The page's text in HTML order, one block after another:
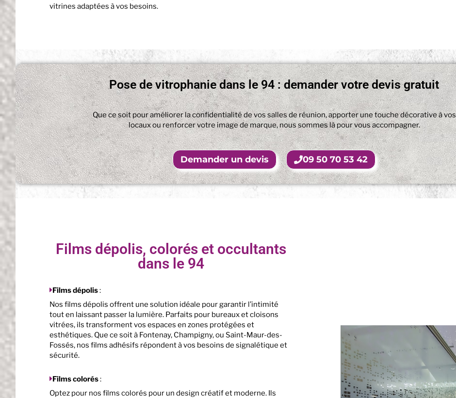
vitrines adaptées à vos besoins.
Pose de vitrophanie dans le 94 : demander votre devis gratuit
Que ce soit pour améliorer la confidentialité de vos salles de réunion, apporter une touche décorative à vos
locaux ou renforcer votre image de marque, nous sommes là pour vous accompagner.
Demander un devis 09 50 70 53 42
Films dépolis, colorés et occultants
dans le 94
Films dépolis:
Nos films dépolis offrent une solution idéale pour garantir l’intimité
tout en laissant passer la lumière. Parfaits pour bureaux et cloisons
vitrées, ils transforment vos espaces en zones protégées et
esthétiques. Que ce soit à Fontenay, Champigny, ou Saint-Maur-des-
Fossés, nos films adhésifs répondent à vos besoins de signalétique et
sécurité.
Films colorés:
Optez pour nos films colorés pour un design créatif et moderne. Ils